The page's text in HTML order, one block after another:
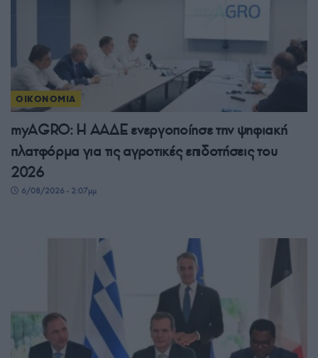
ΟΙΚΟΝΟΜΙΑ
myAGRO: Η ΑΑΔΕ ενεργοποίησε την ψηφιακή
πλατφόρμα για τις αγροτικές επιδοτήσεις του
2026
6/08/2026 - 2:07μμ